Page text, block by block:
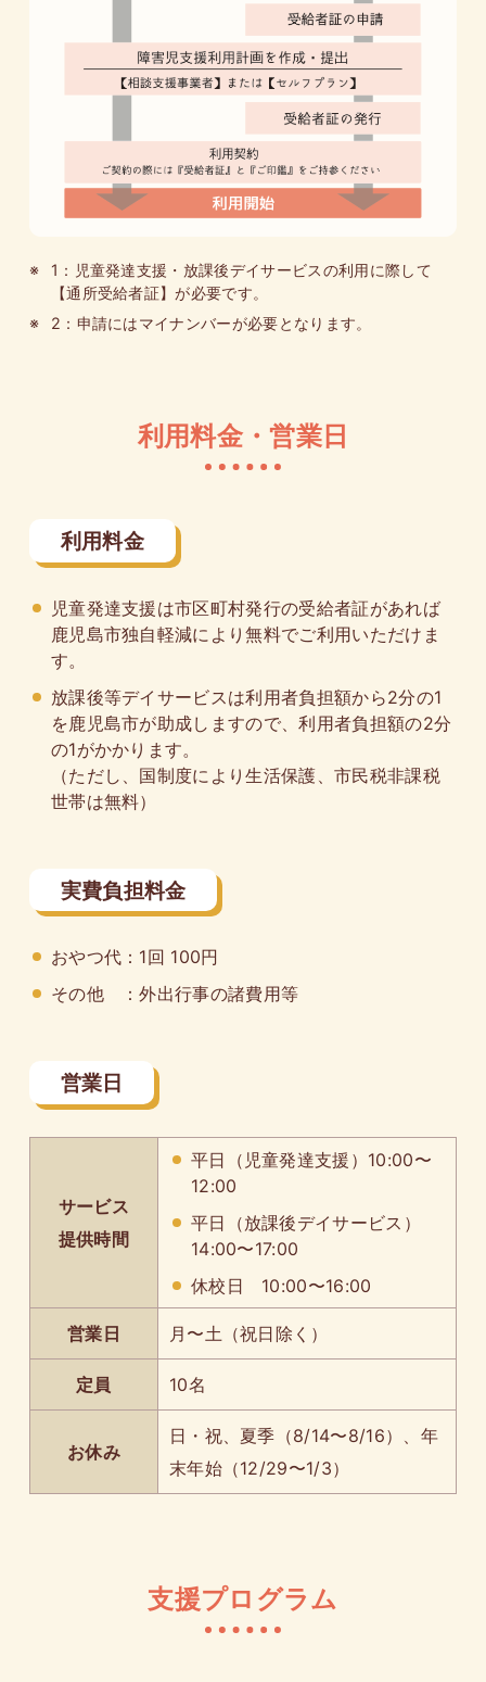
1：児童発達支援・放課後デイサービスの利用に際して
【通所受給者証】が必要です。
2：申請にはマイナンバーが必要となります。
利用料金・営業日
利用料金
児童発達支援は市区町村発行の受給者証があれば
鹿児島市独自軽減により無料でご利用いただけま
す。
放課後等デイサービスは利用者負担額から2分の1
を鹿児島市が助成しますので、利用者負担額の2分
の1がかかります。
（ただし、国制度により生活保護、市民税非課税
世帯は無料）
実費負担料金
おやつ代：1回 100円
その他 ：外出行事の諸費用等
営業日
サービス
提供時間
平日（児童発達支援）10:00〜
12:00
平日（放課後デイサービス）
14:00〜17:00
休校日 10:00〜16:00
営業日 月〜土（祝日除く）
定員 10名
お休み
日・祝、夏季（8/14〜8/16）、年
末年始（12/29〜1/3）
支援プログラム